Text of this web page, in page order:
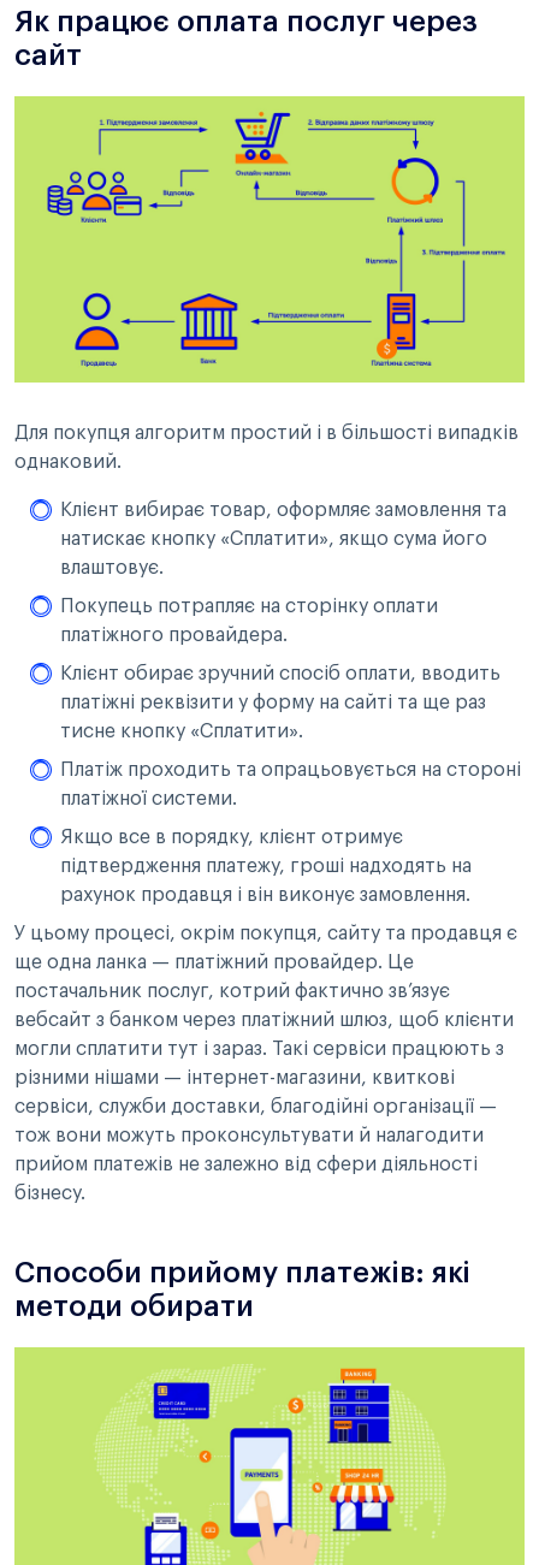
Як працює оплата послуг через
сайт
Для покупця алгоритм простий і в більшості випадків
однаковий.
Клієнт вибирає товар, оформляє замовлення та
натискає кнопку «Сплатити», якщо сума його
влаштовує.
Покупець потрапляє на сторінку оплати
платіжного провайдера.
Клієнт обирає зручний спосіб оплати, вводить
платіжні реквізити у форму на сайті та ще раз
тисне кнопку «Сплатити».
Платіж проходить та опрацьовується на стороні
платіжної системи.
Якщо все в порядку, клієнт отримує
підтвердження платежу, гроші надходять на
рахунок продавця і він виконує замовлення.
У цьому процесі, окрім покупця, сайту та продавця є
ще одна ланка — платіжний провайдер. Це
постачальник послуг, котрий фактично зв’язує
вебсайт з банком через платіжний шлюз, щоб клієнти
могли сплатити тут і зараз. Такі сервіси працюють з
різними нішами — інтернет-магазини, квиткові
сервіси, служби доставки, благодійні організації —
тож вони можуть проконсультувати й налагодити
прийом платежів не залежно від сфери діяльності
бізнесу.
Способи прийому платежів: які
методи обирати